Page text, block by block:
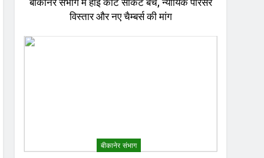
बीकानेर संभाग में हाई कोर्ट सर्किट बेंच, न्यायिक परिसर
विस्तार और नए चैम्बर्स की मांग
बीकानेर संभाग